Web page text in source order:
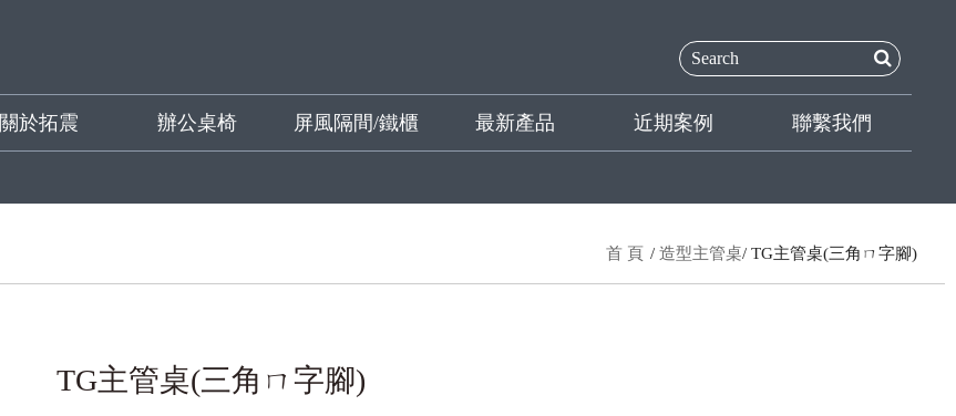
關於拓震 辦公桌椅 屏風隔間/鐵櫃 最新產品 近期案例 聯繫我們
首 頁 造型主管桌 TG主管桌(三角ㄇ字腳)
TG主管桌(三角ㄇ字腳)